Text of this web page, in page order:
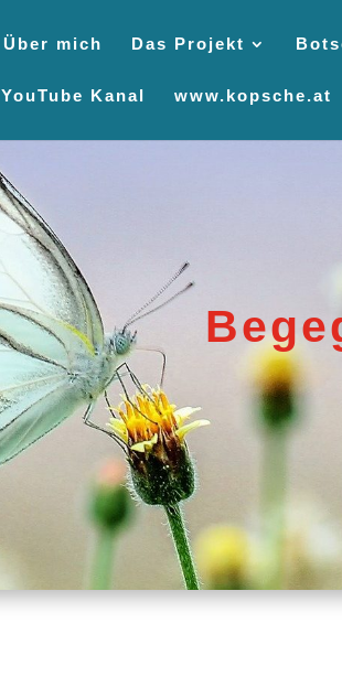
Über mich Das Projekt
YouTube Kanal www.kopsche.at